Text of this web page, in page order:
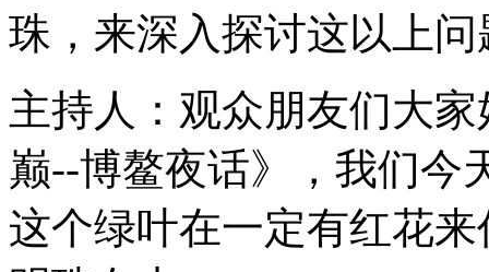
珠，来深入探讨这以上
主持人：观众朋友们大
巅--博鳌夜话》，我们今
这个绿叶在一定有红花